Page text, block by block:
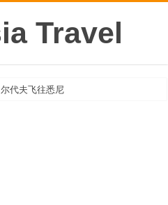
Travel
代夫飞往悉尼